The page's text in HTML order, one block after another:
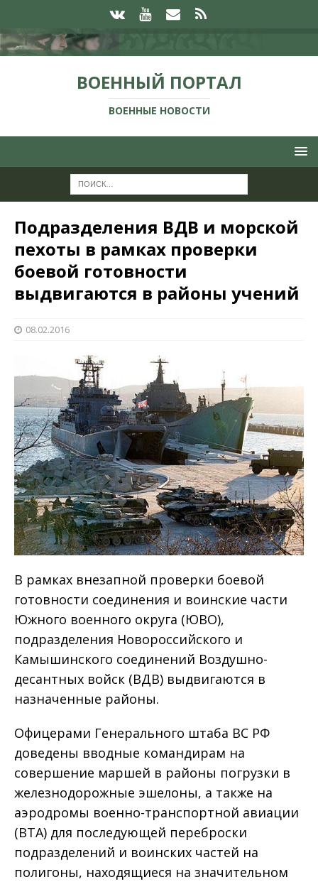
ВОЕННЫЙ ПОРТАЛ
ВОЕННЫЕ НОВОСТИ
Подразделения ВДВ и морской
пехоты в рамках проверки
боевой готовности
выдвигаются в районы учений
08.02.2016
В рамках внезапной проверки боевой
готовности соединения и воинские части
Южного военного округа (ЮВО),
подразделения Новороссийского и
Камышинского соединений Воздушно-
десантных войск (ВДВ) выдвигаются в
назначенные районы.
Офицерами Генерального штаба ВС РФ
доведены вводные командирам на
совершение маршей в районы погрузки в
железнодорожные эшелоны, а также на
аэродромы военно-транспортной авиации
(ВТА) для последующей переброски
подразделений и воинских частей на
полигоны, находящиеся на значительном